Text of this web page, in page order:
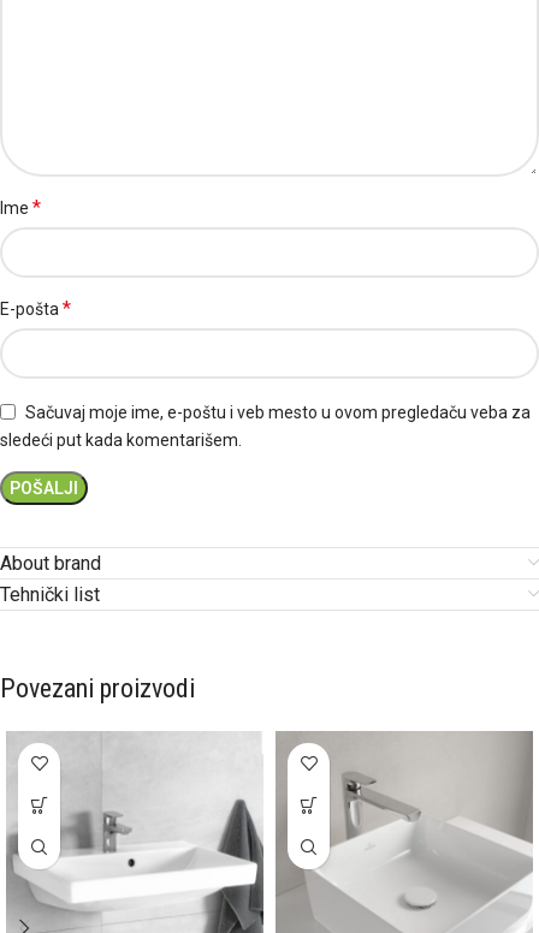
Ime *
E-pošta*
Sačuvaj moje ime, e-poštu i veb mesto u ovom pregledaču veba za
sledeći put kada komentarišem.
About brand
Tehnički list
Povezani proizvodi